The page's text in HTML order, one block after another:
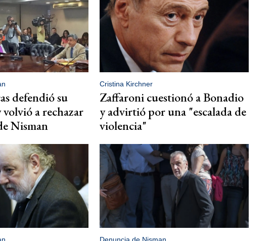
defendió su
volvió a rechazar
Nisman
Cristina Kirchner
Zaffaroni cuestionó a Bonadio
y advirtió por una "escalada de
violencia"